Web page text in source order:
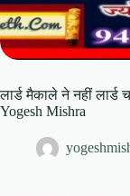
लार्ड मैकाले ने नहीं लार्ड
Yogesh Mishra